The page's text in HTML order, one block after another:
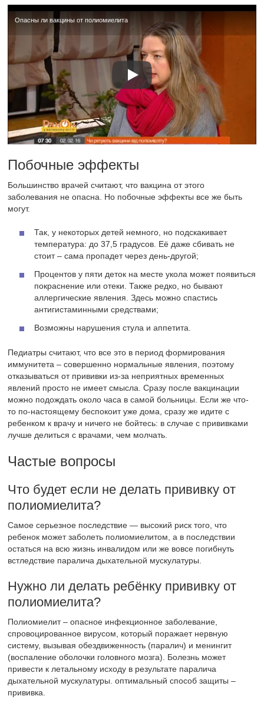
Опасны ли вакцины от полиомиелита
Побочные эффекты
Большинство врачей считают, что вакцина от этого
заболевания не опасна. Но побочные эффекты все же быть
могут.
Так, у некоторых детей немного, но подскакивает
температура: до 37,5 градусов. Её даже сбивать не
стоит – сама пропадет через день-другой;
Процентов у пяти деток на месте укола может появиться
покраснение или отеки. Также редко, но бывают
аллергические явления. Здесь можно спастись
антигистаминными средствами;
Возможны нарушения стула и аппетита.
Педиатры считают, что все это в период формирования
иммунитета – совершенно нормальные явления, поэтому
отказываться от прививки из-за неприятных временных
явлений просто не имеет смысла. Сразу после вакцинации
можно подождать около часа в самой больницы. Если же что-
то по-настоящему беспокоит уже дома, сразу же идите с
ребенком к врачу и ничего не бойтесь: в случае с прививками
лучше делиться с врачами, чем молчать.
Частые вопросы
Что будет если не делать прививку от
полиомиелита?
Самое серьезное последствие — высокий риск того, что
ребенок может заболеть полиомиелитом, а в последствии
остаться на всю жизнь инвалидом или же вовсе погибнуть
встледствие паралича дыхательной мускулатуры.
Нужно ли делать ребёнку прививку от
полиомиелита?
Полиомиелит – опасное инфекционное заболевание,
спровоцированное вирусом, который поражает нервную
систему, вызывая обездвиженность (паралич) и менингит
(воспаление оболочки головного мозга). Болезнь может
привести к летальному исходу в результате паралича
дыхательной мускулатуры. оптимальный способ защиты –
прививка.